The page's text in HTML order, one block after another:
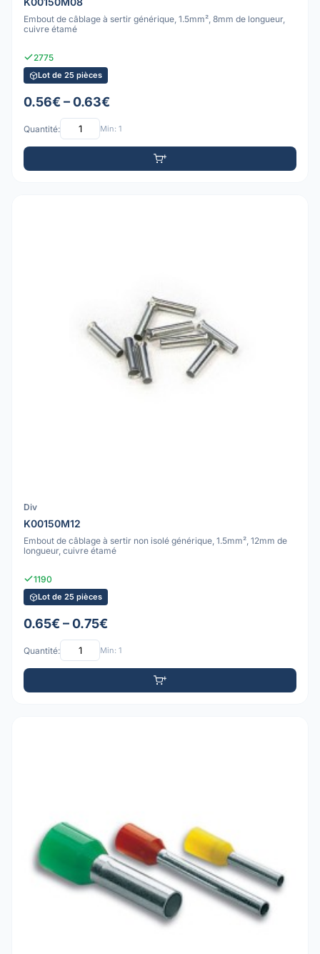
Embout de câblage à sertir générique, 1.5mm², 8mm de longueur,
cuivre étamé
2775
Lot de 25 pièces
0.56€ – 0.63€
Quantité: Min: 1
Div
K00150M12
Embout de câblage à sertir non isolé générique, 1.5mm², 12mm de
longueur, cuivre étamé
1190
Lot de 25 pièces
0.65€ – 0.75€
Quantité: Min: 1